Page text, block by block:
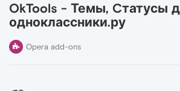
OkTools - Темы, Cтатусы
одноклассники.ру
Opera add-ons